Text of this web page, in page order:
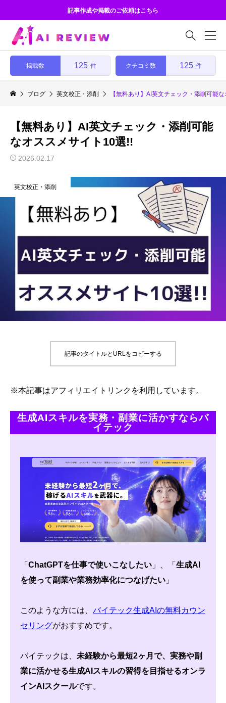
記事作成や掲載のご依頼はこちら

掲載数 125 件 クチコミ数 125 件
ブログ 英文校正・添削 【無料あり】AI英文チェック・添削可能
【無料あり】AI英文チェック・添削可能
なオススメサイト10選!!
2026.02.17
英文校正・添削
記事のタイトルとURLをコピーする
※本記事はアフィリエイトリンクを利用しています。
生成AIスキルを実務・副業に活かすならバ
イテック
「 ChatGPTを仕事で使いこなしたい 」、「 生成AI
を使って副業や業務効率化につなげたい 」
このような方には、 バイテック生成AIの無料カウン
セリングがおすすめです。
バイテックは、 未経験から最短2ヶ月で、実務や副
業に活かせる生成AIスキルの習得を目指せるオンラ
インAIスクールです。